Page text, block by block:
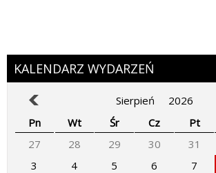
KALENDARZ WYDARZEŃ
Sierpień
2026
Pn
Wt Śr Cz Pt
27
28 29 30 31
3
4 5 6 7